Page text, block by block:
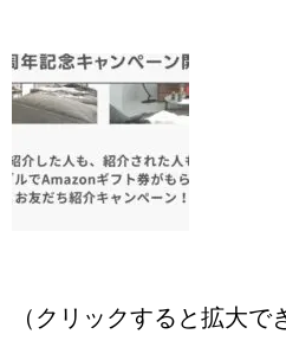
（クリックすると拡大で